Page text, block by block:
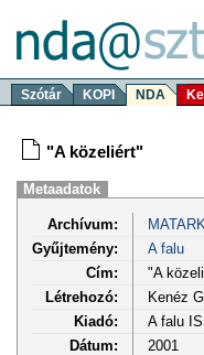
Szótár KOPI NDA
"A közeliért"
Metaadatok
Archívum:
Gyűjtemény:
A falu
Cím:
"A
Létrehozó:
Kenéz
Kiadó:
A falu
Dátum:
2001